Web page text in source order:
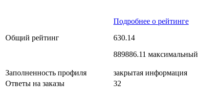
Общий рейтинг
Подробнее о рейтинге
630.14
889886.11 максимальный
Заполненность профиля
закрытая информация
Ответы на заказы
32